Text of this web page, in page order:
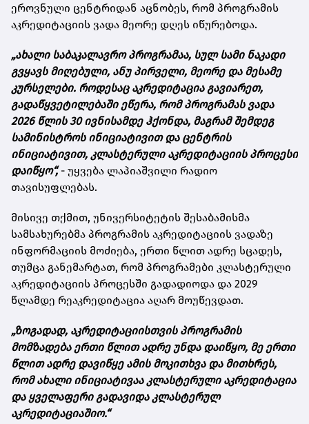
ეროვნული ცენტრიდან აცნობეს, რომ პროგრამის
აკრედიტაციის ვადა მეორე დღეს იწურებოდა.
„ახალი საბაკალავრო პროგრამაა, სულ სამი ნაკადი
გვყავს მიღებული, ანუ პირველი, მეორე და მესამე
კურსელები. როდესაც აკრედიტაცია გავიარეთ,
გადაწყვეტილებაში ეწერა, რომ პროგრამას ვადა
2026 წლის 30 ივნისამდე ჰქონდა, მაგრამ შემდეგ
სამინისტროს ინიციატივით და ცენტრის
ინიციატივით, კლასტერული აკრედიტაციის პროცესი
დაიწყო“, - უყვება ლაპიაშვილი რადიო
თავისუფლებას.
მისივე თქმით, უნივერსიტეტის შესაბამისმა
სამსახურებმა პროგრამის აკრედიტაციის ვადაზე
ინფორმაციის მოძიება, ერთი წლით ადრე სცადეს,
თუმცა განემარტათ, რომ პროგრამები კლასტერული
აკრედიტაციის პროცესში გადადიოდა და 2029
წლამდე რეაკრედიტაცია აღარ მოუწევდათ.
„ზოგადად, აკრედიტაციისთვის პროგრამის
მომზადება ერთი წლით ადრე უნდა დაიწყო, მე ერთი
წლით ადრე დავიწყე ამის მოკითხვა და მითხრეს,
რომ ახალი ინიციატივაა კლასტერული აკრედიტაცია
და ყველაფერი გადავიდა კლასტერულ
აკრედიტაციაშიო.“